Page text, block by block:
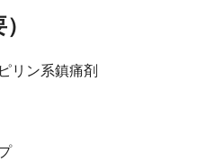
リン系鎮痛剤